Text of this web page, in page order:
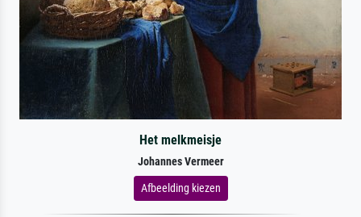
Het melkmeisje
Johannes Vermeer
Afbeelding kiezen